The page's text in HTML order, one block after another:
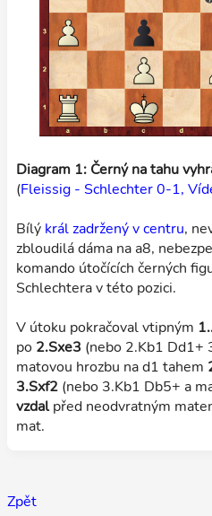
Diagram 1: Černý na tahu
(Fleissig - Schlechter 0-1,
Bílý král zadržený v centru,
zbloudilá dáma na a8,
komando útočících černých
Schlechtera v této pozici.
V útoku pokračoval vtipným
po 2.Sxe3 (nebo 2.Kb1 Dd1+
matovou hrozbu na d1 tahem
3.Sxf2 (nebo 3.Kb1 Db5+ a
vzdalpřed neodvratným
mat.
Zpět